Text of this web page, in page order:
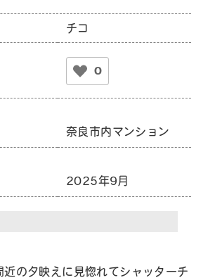
チコ
0
奈良市内マンション
2025年9月
近の夕映えに見惚れてシャッターチ